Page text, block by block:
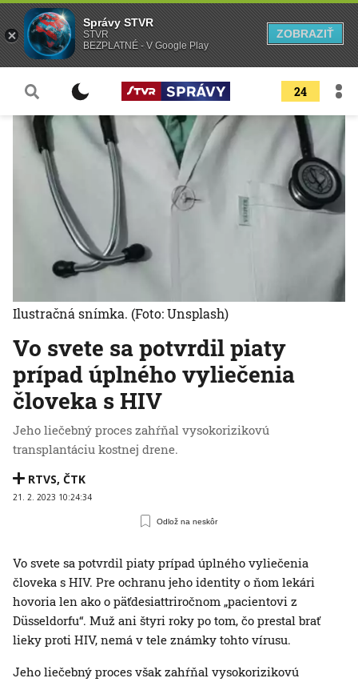
24
Vo svete sa potvrdil piaty
prípad úplného vyliečenia
človeka s HIV
Jeho liečebný proces zahŕňal vysokorizikovú
transplantáciu kostnej drene.
RTVS, ČTK
21. 2. 2023 10:24:34
Odlož na neskôr
Ilustračná snímka. (Foto: Unsplash)
Vo svete sa potvrdil piaty prípad úplného vyliečenia
človeka s HIV. Pre ochranu jeho identity o ňom lekári
hovoria len ako o päťdesiattriročnom „pacientovi z
Düsseldorfu“. Muž ani štyri roky po tom, čo prestal brať
lieky proti HIV, nemá v tele známky tohto vírusu.
Jeho liečebný proces však zahŕňal vysokorizikovú
Správy STVR
STVR
BEZPLATNÉ - V Google Play
ZOBRAZIŤ